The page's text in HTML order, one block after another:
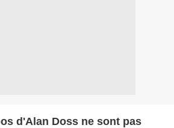
d'Alan Doss ne sont pas